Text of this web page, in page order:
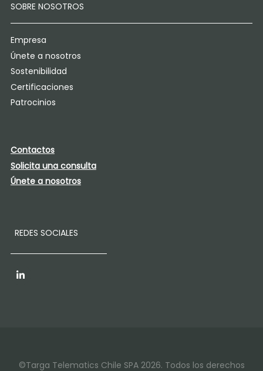
SOBRE NOSOTROS
Empresa
Únete a nosotros
Sostenibilidad
Certificaciones
Patrocinios
Contactos
Solicita una consulta
Únete a nosotros
REDES SOCIALES
LinkedIn
©Targa Telematics Chile SPA 2026. Todos los derechos